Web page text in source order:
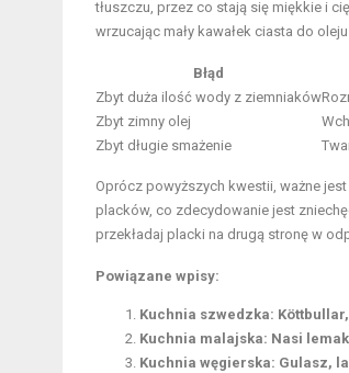
tłuszczu, przez co stają się miękkie i
wrzucając mały kawałek ciasta do
Błąd
Zbyt duża ilość wody z ziemniaków
Zbyt zimny olej
Zbyt długie smażenie
Oprócz powyższych kwestii, ważne
placków, co zdecydowanie jest
przekładaj placki na drugą stronę w
Powiązane wpisy:
Kuchnia szwedzka:
Kuchnia malajska: Nasi
Kuchnia węgierska: Gulasz,